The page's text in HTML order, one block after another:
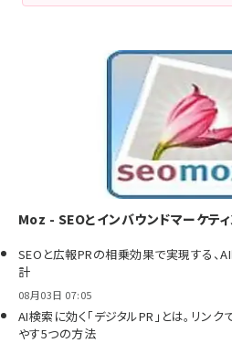
Moz - SEOとインバウンドマーケテ
SEOと広報PRの相乗効果で実現する、
計
08月03日 07:05
AI検索に効く「デジタルPR」とは。リン
やす5つの方法